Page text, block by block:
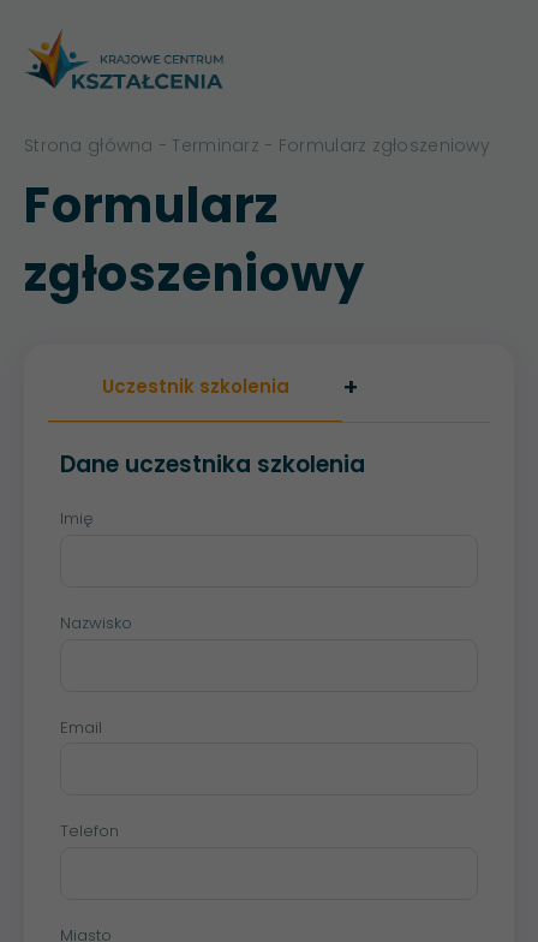
Strona główna -Terminarz - Formularz zgłoszeniowy
Formularz
zgłoszeniowy
Uczestnik szkolenia +
Dane uczestnika szkolenia
Imię
Nazwisko
Email
Telefon
Miasto